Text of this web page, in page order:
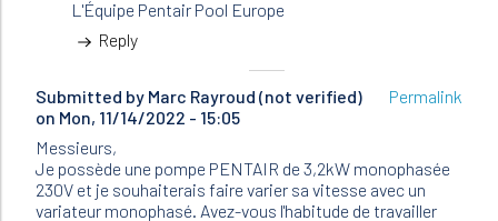
L'Équipe Pentair Pool Europe
Reply
Submitted by Marc Rayroud (not verified)
on Mon, 11/14/2022 - 15:05
Permalink
Messieurs,
Je possède une pompe PENTAIR de 3,2kW monophasée
230V et je souhaiterais faire varier sa vitesse avec un
variateur monophasé. Avez-vous l'habitude de travailler